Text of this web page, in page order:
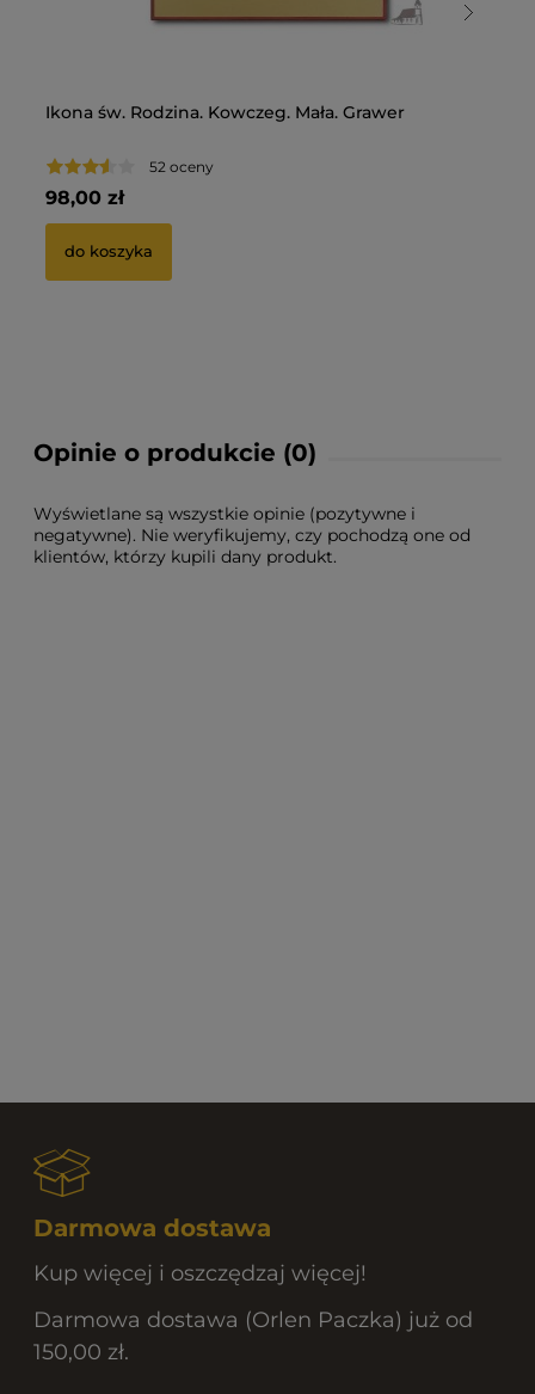
Ikona św. Rodzina. Kowczeg. Mała. Grawer
52 oceny
98,00 zł
do koszyka
Opinie o produkcie (0)
Wyświetlane są wszystkie opinie (pozytywne i
negatywne). Nie weryfikujemy, czy pochodzą one od
klientów, którzy kupili dany produkt.
Darmowa dostawa
Kup więcej i oszczędzaj więcej!
Darmowa dostawa (Orlen Paczka) już od
150,00 zł.